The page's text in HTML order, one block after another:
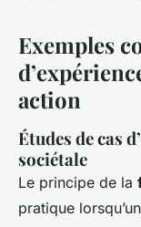
Exemples
action
Études de cas
sociétale
Le principe de la
pratique